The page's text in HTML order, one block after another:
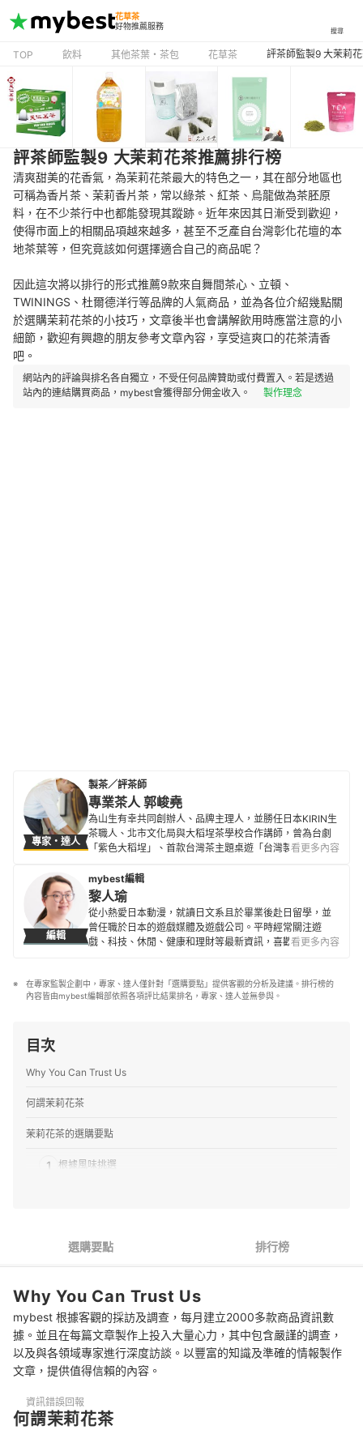
花草茶
好物推薦服務
搜尋
TOP 飲料 其他茶葉・茶包 花草茶 評茶師監製9 大茉莉
評茶師監製9 大茉莉花茶推薦排行榜
清爽甜美的花香氣，為茉莉花茶最大的特色之一，其在部分地區也
可稱為香片茶、茉莉香片茶，常以綠茶、紅茶、烏龍做為茶胚原
料，在不少茶行中也都能發現其蹤跡。近年來因其日漸受到歡迎，
使得市面上的相關品項越來越多，甚至不乏產自台灣彰化花壇的本
地茶葉等，但究竟該如何選擇適合自己的商品呢？
因此這次將以排行的形式推薦9款來自舞間茶心、立頓、
TWININGS、杜爾德洋行等品牌的人氣商品，並為各位介紹幾點關
於選購茉莉花茶的小技巧，文章後半也會講解飲用時應當注意的小
細節，歡迎有興趣的朋友參考文章內容，享受這爽口的花茶清香
吧。
網站內的評論與排名各自獨立，不受任何品牌贊助或付費置入。若是透過
站內的連結購買商品，mybest會獲得部分佣金收入。
製作理念
專家・達人
製茶／評茶師
專業茶人 郭峻堯
為山生有幸共同創辦人、品牌主理人，並勝任日本KIRIN生
茶職人、北市文化局與大稻埕茶學校合作講師，曾為台劇
「紫色大稻埕」、首款台灣茶主題桌遊「台灣製茶錄」、
務。 經營的茶園位於南投凍頂鳳凰山，傳承五代百年製茶
技藝，對台灣茶葉有著無比熱忱，堅信「茶，是人與山林
的連繫，節氣與生命的孕育」，在莘莘耕耘下旗下茶品曾
獲 ITCE 國際茶咖啡品鑑 Recommend & Preferred
Medal、國家品質金牌獎等多項殊榮。但仍期許憑藉靈敏
的味蕾及深研多年的茶葉知識，連結台灣茶史縷縷脈絡，
全世界。
專業茶人 郭峻堯的簡介
看更多內容
編輯
mybest編輯
黎人瑜
從小熱愛日本動漫，就讀日文系且於畢業後赴日留學，並
曾任職於日本的遊戲媒體及遊戲公司。平時經常關注遊
戲、科技、休閒、健康和理財等最新資訊，喜歡嘗試不同
以確保資訊正確性為最優先。
黎人瑜的簡介
看更多內容
在專家監製企劃中，專家、達人僅針對「選購要點」提供客觀的分析及建議。排行榜的
內容皆由mybest編輯部依照各項評比結果排名，專家、達人並無參與。
目次
Why You Can Trust Us
何謂茉莉花茶
茉莉花茶的選購要點
1 根據風味挑選
4 進一步講究原料
5 開花茶適合待客贈禮
推薦9款人氣茉莉花茶排行榜
專家解惑！選購茉莉花茶的常見問題
Q：茉莉花茶是怎麼製作的？
選購要點 排行榜
Why You Can Trust Us
mybest 根據客觀的採訪及調查，每月建立2000多款商品資訊數
據。並且在每篇文章製作上投入大量心力，其中包含嚴謹的調查，
以及與各領域專家進行深度訪談。以豐富的知識及準確的情報製作
文章，提供值得信賴的內容。
資訊錯誤回報
何謂茉莉花茶